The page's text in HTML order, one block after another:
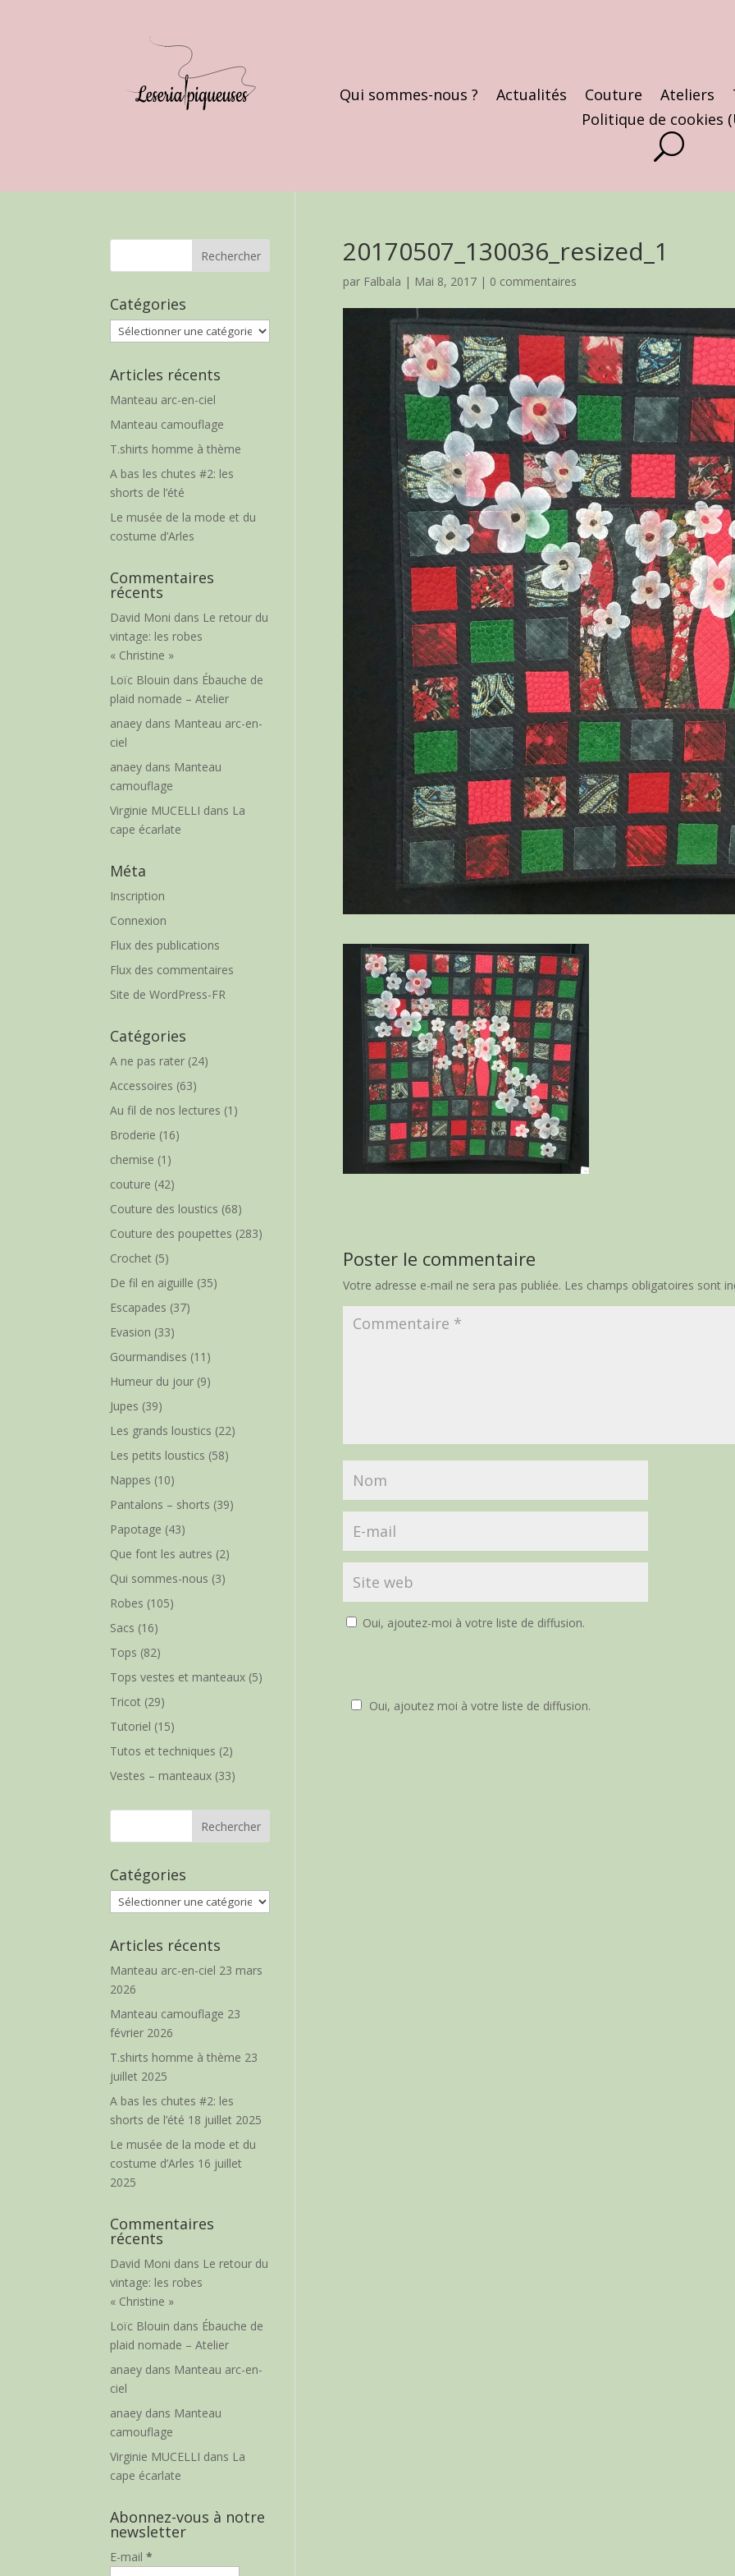
Qui sommes-nous ? Actualités Couture Ateliers
Politique de cookies
20170507_130036_resized_1
par Falbala | Mai 8, 2017| 0 commentaires
Poster le commentaire
Votre adresse e-mail ne sera pas publiée. Les champs obligatoires sont
Oui, ajoutez-moi à votre liste de diffusion.
Oui, ajoutez moi à votre liste de diffusion.
Catégories
Catégories
Articles récents
Manteau arc-en-ciel
Manteau camouflage
T.shirts homme à thème
A bas les chutes #2: les
shorts de l’été
Le musée de la mode et du
costume d’Arles
Commentaires
récents
David Moni dans Le retour du
vintage: les robes
« Christine »
Loïc Blouin dans Ébauche de
plaid nomade – Atelier
anaey dans Manteau arc-en-
ciel
anaey dans Manteau
camouflage
Virginie MUCELLI dans La
cape écarlate
Méta
Inscription
Connexion
Flux des publications
Flux des commentaires
Site de WordPress-FR
Catégories
A ne pas rater (24)
Accessoires (63)
Au fil de nos lectures (1)
Broderie (16)
chemise (1)
couture (42)
Couture des loustics (68)
Couture des poupettes (283)
Crochet (5)
De fil en aiguille (35)
Escapades (37)
Evasion (33)
Gourmandises (11)
Humeur du jour (9)
Jupes (39)
Les grands loustics (22)
Les petits loustics (58)
Nappes (10)
Pantalons – shorts (39)
Papotage (43)
Que font les autres (2)
Qui sommes-nous (3)
Robes (105)
Sacs (16)
Tops (82)
Tops vestes et manteaux (5)
Tricot (29)
Tutoriel (15)
Tutos et techniques (2)
Vestes – manteaux (33)
Catégories
Catégories
Articles récents
Manteau arc-en-ciel 23 mars
2026
Manteau camouflage 23
février 2026
T.shirts homme à thème 23
juillet 2025
A bas les chutes #2: les
shorts de l’été 18 juillet 2025
Le musée de la mode et du
costume d’Arles 16 juillet
2025
Commentaires
récents
David Moni dans Le retour du
vintage: les robes
« Christine »
Loïc Blouin dans Ébauche de
plaid nomade – Atelier
anaey dans Manteau arc-en-
ciel
anaey dans Manteau
camouflage
Virginie MUCELLI dans La
cape écarlate
Abonnez-vous à notre
newsletter
E-mail*